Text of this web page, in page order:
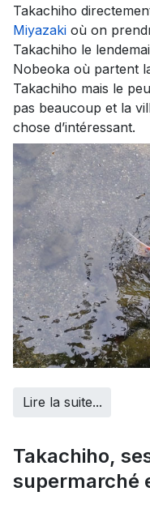
Takachiho
Miyazaki où on
Takachiho le
Nobeoka où partent
Takachiho mais le
pas beaucoup et la
chose d’intéressant.
Lire la suite...
Takachiho,
supermarché